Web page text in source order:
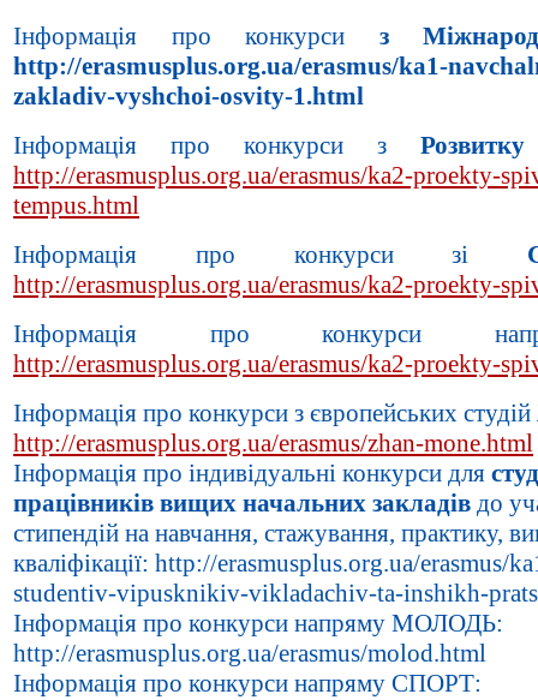
Інформація про конкурси з
http://erasmusplus.org.ua/erasmus/ka1-
zakladiv-vyshchoi-osvity-1.html
Інформація про конкурси з
http://erasmusplus.org.ua/erasmus/ka2-proekty-
tempus.html
Інформація про конкурси зі
http://erasmusplus.org.ua/erasmus/ka2-proekty-
Інформація про конкурси
http://erasmusplus.org.ua/erasmus/ka2-proekty-
Інформація про конкурси з європейських студій
http://erasmusplus.org.ua/erasmus/zhan-mone.html
Інформація про індивідуальні конкурси для
працівників вищих начальних закладів до
стипендій на навчання, стажування, практику,
кваліфікації: http://erasmusplus.org.ua/
studentiv-vipusknikiv-vikladachiv-ta-inshikh-
Інформація про конкурси напряму МОЛОДЬ:
http://erasmusplus.org.ua/erasmus/molod.html
Інформація про конкурси напряму СПОРТ: